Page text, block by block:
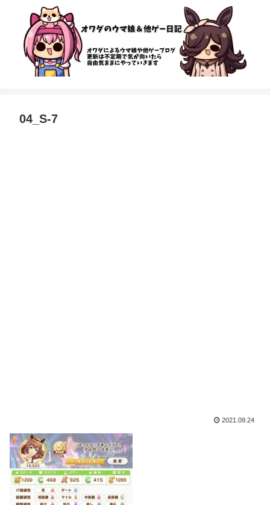
04_S-7
2021.09.24